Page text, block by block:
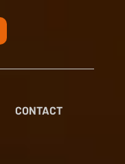
CONTACT